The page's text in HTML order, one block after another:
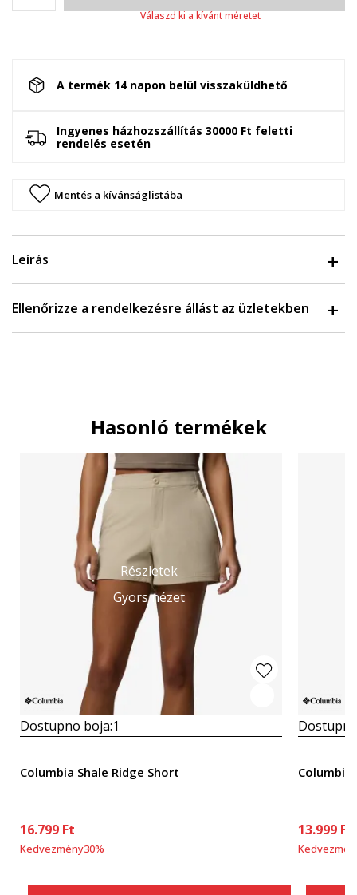
Válaszd ki a kívánt méretet
A termék 14 napon belül visszaküldhető
Ingyenes házhozszállítás 30000 Ft feletti
rendelés esetén
Mentés a kívánságlistába
Leírás
Ellenőrizze a rendelkezésre állást az üzletekben
Hasonló termékek
Részletek
Gyors nézet
Dostupno boja:1
Columbia Shale Ridge Short
16.799 Ft
Kedvezmény30%
Columbia
13.999 Ft